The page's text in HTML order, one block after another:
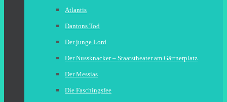
Atlantis
Dantons Tod
Der junge Lord
Der Nussknacker – Staatstheater am Gärtnerplatz
Der Messias
Die Faschingsfee